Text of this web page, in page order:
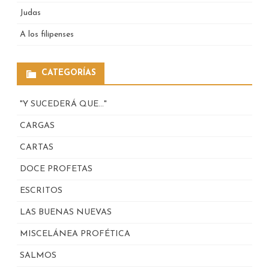
Judas
A los filipenses
CATEGORÍAS
"Y SUCEDERÁ QUE…"
CARGAS
CARTAS
DOCE PROFETAS
ESCRITOS
LAS BUENAS NUEVAS
MISCELÁNEA PROFÉTICA
SALMOS